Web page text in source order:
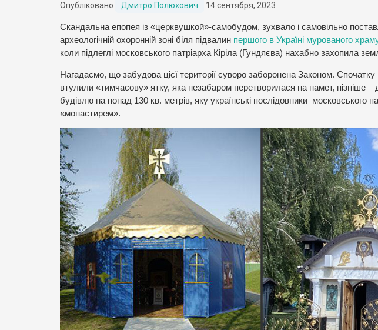
Опубліковано Дмитро Полюхович 14 сентября, 2023
Скандальна епопея із «церквушкой»-самобудом, зухвало і самовільно
археологічній охоронній зоні біля підвалин першого в Україні мурованого
коли підлеглі московського патріарха Кіріла (Гундяєва) нахабно захопила
Нагадаємо, що забудова цієї території суворо заборонена Законом.
втулили «тимчасову» ятку, яка незабаром перетворилася на намет, пізніше –
будівлю на понад 130 кв. метрів, яку українські послідовники московського
«монастирем».